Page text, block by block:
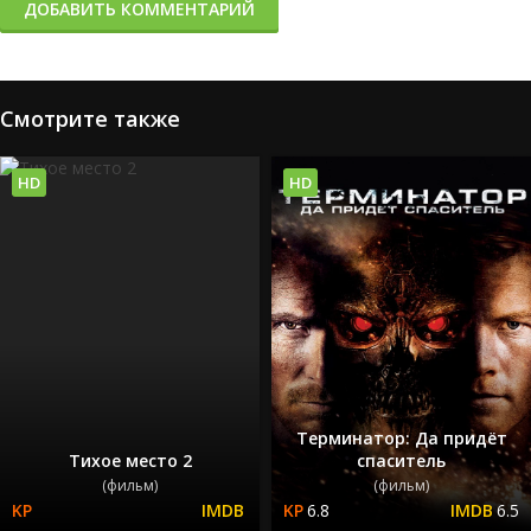
ДОБАВИТЬ КОММЕНТАРИЙ
Смотрите также
Тихое место 2
(фильм)
HD
Терминатор: Да придёт
спаситель
(фильм)
6.8 6.5
HD